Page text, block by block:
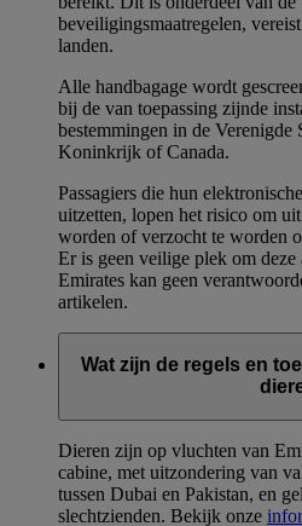
beveiligingsmaatregelen,
landen.
Alle handbagage wordt
bij de van toepassing zijnde
bestemmingen in de Verenigde
Koninkrijk of Canada.
Passagiers die hun
uitzetten, lopen het risico om
worden of verzocht te worden
Er is geen veilige plek om deze
Emirates kan geen
artikelen.
Wat zijn de regels en
Dieren zijn op vluchten van
cabine, met uitzondering van
tussen Dubai en Pakistan, en
slechtzienden. Bekijk onze